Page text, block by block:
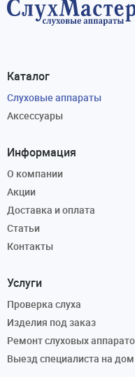
Каталог
Слуховые аппараты
Аксессуары
Информация
О компании
Акции
Доставка и оплата
Статьи
Контакты
Услуги
Проверка слуха
Изделия под заказ
Ремонт слуховых
Выезд специалиста на дом